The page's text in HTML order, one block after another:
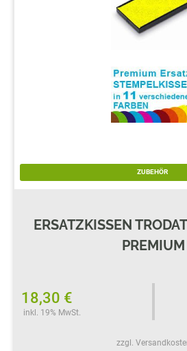
ZUBEHÖR
ERSATZKISSEN
PREMIUM
18,30 €
inkl. 19% MwSt.
zzgl.